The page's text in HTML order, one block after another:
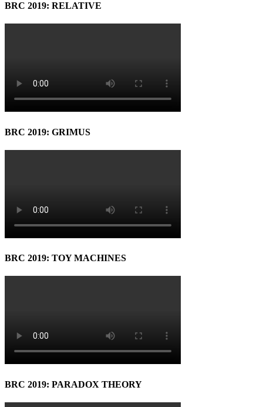
BRC 2019: RELATIVE
BRC 2019: GRIMUS
BRC 2019: TOY MACHINES
BRC 2019: PARADOX THEORY